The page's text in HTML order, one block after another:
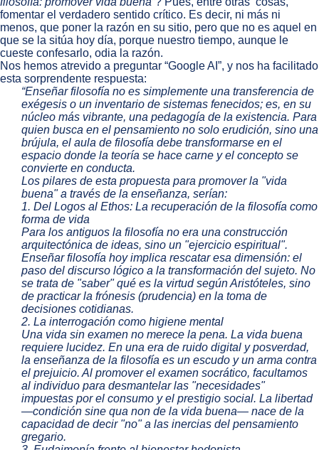
fomentar el verdadero sentido crítico. Es decir, ni más ni
menos, que poner la razón en su sitio, pero que no es aquel en
que se la sitúa hoy día, porque nuestro tiempo, aunque le
cueste confesarlo, odia la razón.
Nos hemos atrevido a preguntar “Google AI”, y nos ha facilitado
esta sorprendente respuesta:
“Enseñar filosofía no es simplemente una transferencia de
exégesis o un inventario de sistemas fenecidos; es, en su
núcleo más vibrante, una pedagogía de la existencia. Para
quien busca en el pensamiento no solo erudición, sino una
brújula, el aula de filosofía debe transformarse en el
espacio donde la teoría se hace carne y el concepto se
convierte en conducta.
Los pilares de esta propuesta para promover la "vida
buena" a través de la enseñanza, serían:
1. Del Logos al Ethos: La recuperación de la filosofía como
forma de vida
Para los antiguos la filosofía no era una construcción
arquitectónica de ideas, sino un "ejercicio espiritual".
Enseñar filosofía hoy implica rescatar esa dimensión: el
paso del discurso lógico a la transformación del sujeto. No
se trata de "saber" qué es la virtud según Aristóteles, sino
de practicar la frónesis (prudencia) en la toma de
decisiones cotidianas.
2. La interrogación como higiene mental
Una vida sin examen no merece la pena. La vida buena
requiere lucidez. En una era de ruido digital y posverdad,
la enseñanza de la filosofía es un escudo y un arma contra
el prejuicio. Al promover el examen socrático, facultamos
al individuo para desmantelar las "necesidades"
impuestas por el consumo y el prestigio social. La libertad
—condición sine qua non de la vida buena— nace de la
capacidad de decir "no" a las inercias del pensamiento
gregario.